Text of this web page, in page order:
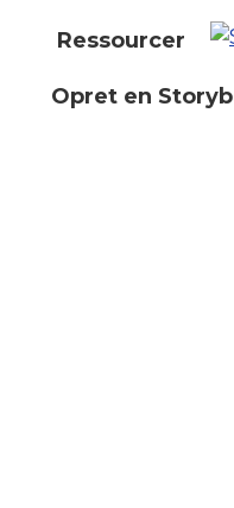
Ressourcer
Opret en